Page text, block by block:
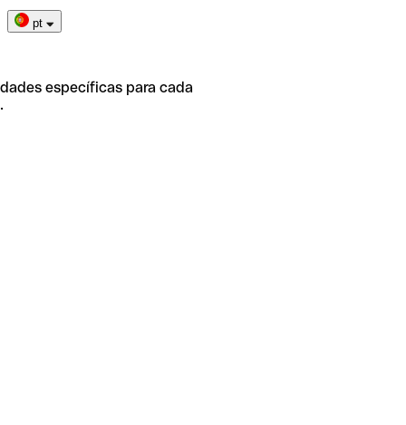
pt
específicas para cada